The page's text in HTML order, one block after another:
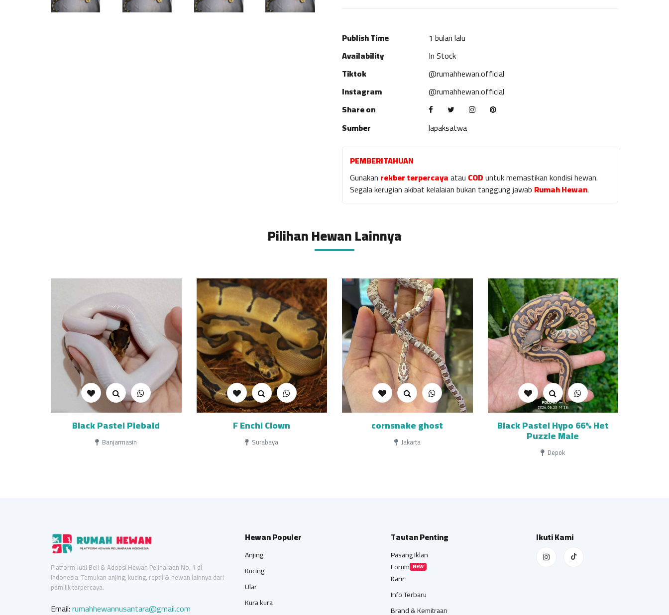
Publish Time
1 bulan lalu
Availability
In Stock
Tiktok
@rumahhewan.official
Instagram
@rumahhewan.official
Share on
Sumber
lapaksatwa
PEMBERITAHUAN
Gunakan rekber terpercayaatau CODuntuk memastikan kondisi hewan.
Segala kerugian akibat kelalaian bukan tanggung jawab Rumah Hewan.
Pilihan Hewan Lainnya
Black Pastel Piebald
Banjarmasin
F Enchi Clown
Surabaya
cornsnake ghost
Jakarta
Black Pastel Hypo 66% Het
Puzzle Male
Depok
Platform Jual Beli & Adopsi Hewan Peliharaan No. 1 di
Indonesia. Temukan anjing, kucing, reptil & hewan lainnya dari
pemilik terpercaya.
Email:rumahhewannusantara@gmail.com
Hewan Populer
Anjing
Kucing
Ular
Kura kura
Tautan Penting
Pasang Iklan
Forum NEW
Karir
Info Terbaru
Brand & Kemitraan
Ikuti Kami